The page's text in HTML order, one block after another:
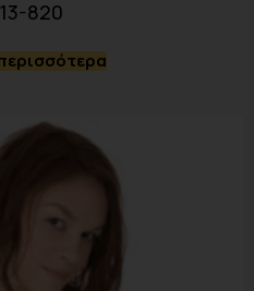
820